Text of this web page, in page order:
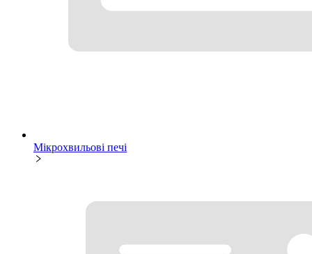
Мікрохвильові печі